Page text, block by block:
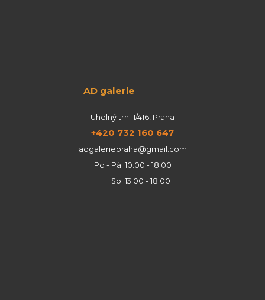
AD galerie
Uhelný trh 11/416, Praha
+420 732 160 647
adgaleriepraha@gmail.com
Po - Pá: 10:00 - 18:00
So: 13:00 - 18:00